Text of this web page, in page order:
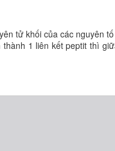
tử khối của các nguyên
1 liên kết peptit thì